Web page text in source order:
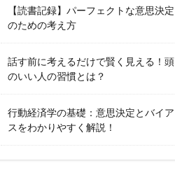
【読書記録】パーフェクトな意思決定
のための考え方
話す前に考えるだけで賢く見える！頭
のいい人の習慣とは？
行動経済学の基礎：意思決定とバイア
スをわかりやすく解説！